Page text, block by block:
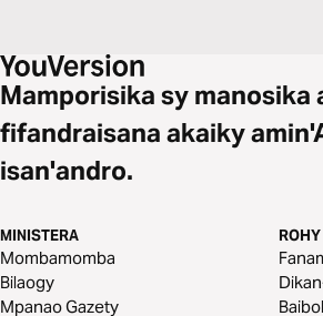
Mamporisika sy manosika
fifandraisana akaiky
isan'andro.
MINISTERA
Mombamomba
Bilaogy
Mpanao Gazety